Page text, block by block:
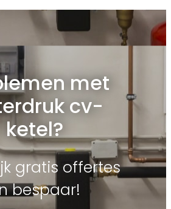
met
cv-
ketel?
gratis offertes
bespaar!